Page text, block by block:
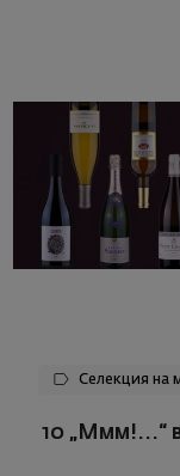
Селекция на
10 „Ммм!...“